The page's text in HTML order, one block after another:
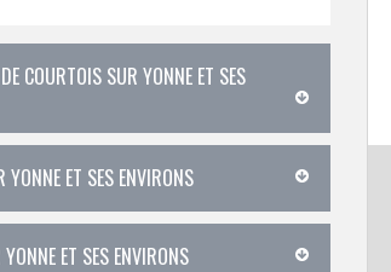
COURTOIS SUR YONNE ET SES
YONNE ET SES ENVIRONS
ET SES ENVIRONS